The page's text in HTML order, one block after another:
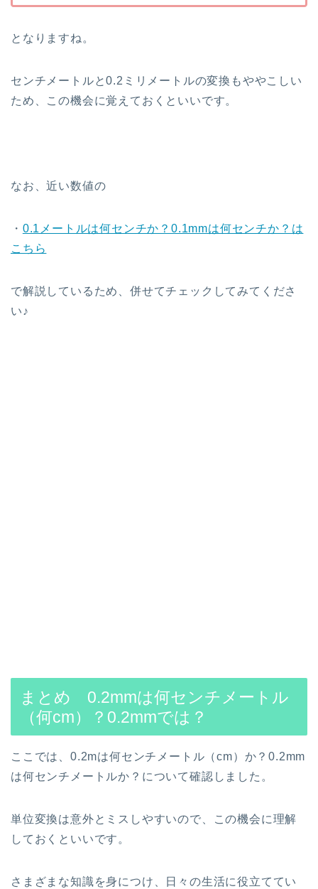
となりますね。
センチメートルと0.2ミリメートルの変換もややこしい
ため、この機会に覚えておくといいです。
なお、近い数値の
・ 0.1メートルは何センチか？0.1mmは何センチか？は
こちら
で解説しているため、併せてチェックしてみてくださ
い♪
まとめ 0.2mmは何センチメートル
（何cm）？0.2mmでは？
ここでは、0.2mは何センチメートル（cm）か？0.2mm
は何センチメートルか？について確認しました。
単位変換は意外とミスしやすいので、この機会に理解
しておくといいです。
さまざまな知識を身につけ、日々の生活に役立ててい